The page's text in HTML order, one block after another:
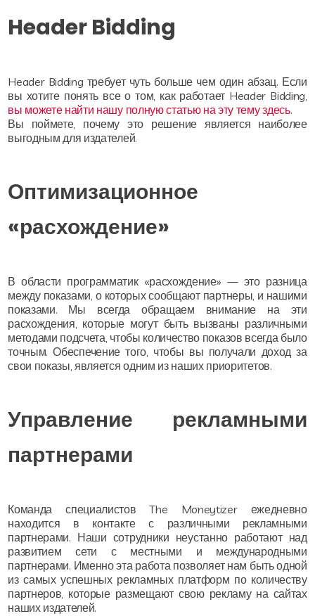
Header Bidding
Header Bidding требует чуть больше чем один абзац. Если
вы хотите понять все о том, как работает Header Bidding,
вы можете найти нашу полную статью на эту тему здесь.
Вы поймете, почему это решение является наиболее
выгодным для издателей.
Оптимизационное
«расхождение»
В области программатик «расхождение» — это разница
между показами, о которых сообщают партнеры, и нашими
показами. Мы всегда обращаем внимание на эти
расхождения, которые могут быть вызваны различными
методами подсчета, чтобы количество показов всегда было
точным. Обеспечение того, чтобы вы получали доход за
свои показы, является одним из наших приоритетов.
Управление рекламными
партнерами
Команда специалистов The Moneytizer ежедневно
находится в контакте с различными рекламными
партнерами. Наши сотрудники неустанно работают над
развитием сети с местными и международными
партнерами. Именно эта работа позволяет нам быть одной
из самых успешных рекламных платформ по количеству
партнеров, которые размещают свою рекламу на сайтах
наших издателей.